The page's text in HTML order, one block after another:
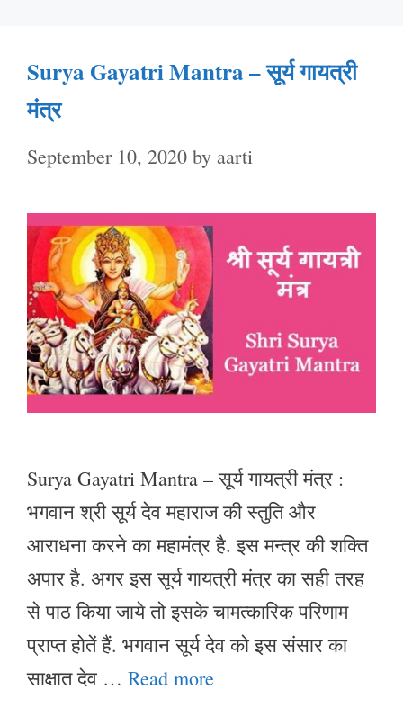
Surya Gayatri Mantra – सूर्य गायत्री
मंत्र
September 10, 2020 by aarti
Surya Gayatri Mantra – सूर्य गायत्री मंत्र :
भगवान श्री सूर्य देव महाराज की स्तुति और
आराधना करने का महामंत्र है. इस मन्त्र की शक्ति
अपार है. अगर इस सूर्य गायत्री मंत्र का सही तरह
से पाठ किया जाये तो इसके चामत्कारिक परिणाम
प्राप्त होतें हैं. भगवान सूर्य देव को इस संसार का
साक्षात देव … Read more